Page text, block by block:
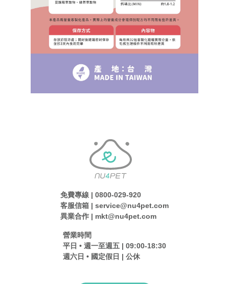
免費專線 | 0800-029-920
客服信箱 | service@nu4pet.com
異業合作 | mkt@nu4pet.com
營業時間
平日 • 週一至週五 | 09:00-18:30
週六日 • 國定假日 | 公休